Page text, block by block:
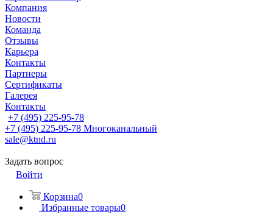
Компания
Новости
Команда
Отзывы
Карьера
Контакты
Партнеры
Сертификаты
Галерея
Контакты
+7 (495) 225-95-78
+7 (495) 225-95-78 Многоканальный
sale@ktnd.ru
Задать вопрос
Войти
Корзина0
Избранные товары0